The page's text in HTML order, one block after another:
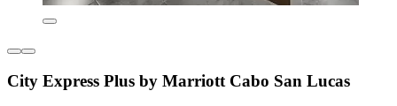
City Express Plus by Marriott Cabo San Lucas